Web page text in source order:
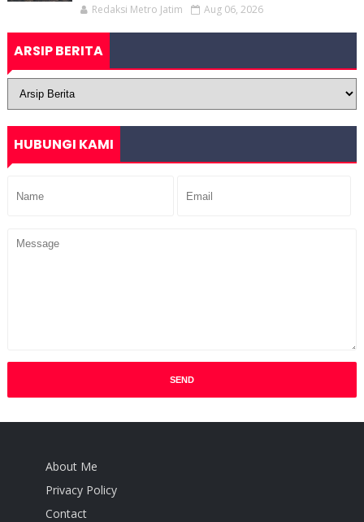
Redaksi Metro Jatim Aug 06, 2026
ARSIP BERITA
HUBUNGI KAMI
About Me
Privacy Policy
Contact